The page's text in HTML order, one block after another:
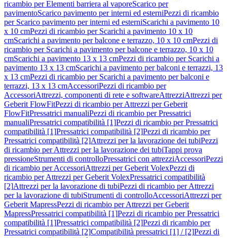
ricambio per Elementi barriera al vaporeScarico per
pavimentoScarico pavimento per interni ed esterniPezzi di ricambio
per Scarico pavimento per interni ed esterniScarichi a pavimento 10
x 10 cmPezzi di ricambio per Scarichi a pavimento 10 x 10
cmScarichi a pavimento per balcone e terrazzo, 10 x 10 cmPezzi di
ricambio per Scarichi a pavimento per balcone e terrazzo, 10 x 10
cmScarichi a pavimento 13 x 13 cmPezzi di ricambio per Scarichi a
pavimento 13 x 13 cmScarichi a pavimento per balconi e terrazzi, 13
x 13 cmPezzi di ricambio per Scarichi a pavimento per balconi e
terrazzi, 13 x 13 cmAccessoriPezzi di ricambio per
AccessoriAttrezzi, componenti di rete e softwareAttrezziAttrezzi per
Geberit FlowFitPezzi di ricambio per Attrezzi per Geberit
FlowFitPressatrici manualiPezzi di ricambio per Pressatrici
manualiPressatrici compatibilità [1]Pezzi di ricambio per Pressatrici
compatibilità [1]Pressatrici compatibilità [2]Pezzi di ricambio per
Pressatrici compatibilità [2]Attrezzi per la lavorazione dei tubiPezzi
di ricambio per Attrezzi per la lavorazione dei tubiTappi prova
pressioneStrumenti di controlloPressatrici con attrezziAccessoriPezzi
di ricambio per AccessoriAttrezzi per Geberit VolexPezzi di
ricambio per Attrezzi per Geberit VolexPressatrici compatibilità
[2]Attrezzi per la lavorazione di tubiPezzi di ricambio per Attrezzi
per la lavorazione di tubiStrumenti di controlloAccessoriAttrezzi per
Geberit MapressPezzi di ricambio per Attrezzi per Geberit
MapressPressatrici compatibilità [1]Pezzi di ricambio per Pressatrici
compatibilità [1]Pressatrici compatibilità [2]Pezzi di ricambio per
Pressatrici compatibilità [2]Compatibilità pressatrici [1] / [2]Pezzi di